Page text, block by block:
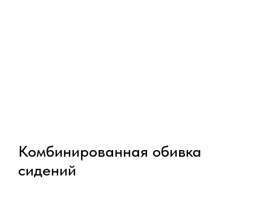
Комбинированная обивка
сидений